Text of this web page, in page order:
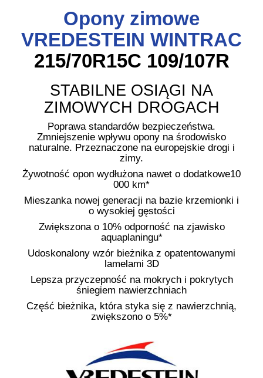
Opony zimowe
VREDESTEIN WINTRAC
215/70R15C 109/107R
STABILNE OSIĄGI NA
ZIMOWYCH DROGACH
Poprawa standardów bezpieczeństwa.
Zmniejszenie wpływu opony na środowisko
naturalne. Przeznaczone na europejskie drogi i
zimy.
Żywotność opon wydłużona nawet o dodatkowe10
000 km*
Mieszanka nowej generacji na bazie krzemionki i
o wysokiej gęstości
Zwiększona o 10% odporność na zjawisko
aquaplaningu*
Udoskonalony wzór bieżnika z opatentowanymi
lamelami 3D
Lepsza przyczepność na mokrych i pokrytych
śniegiem nawierzchniach
Część bieżnika, która styka się z nawierzchnią,
zwiększono o 5%*